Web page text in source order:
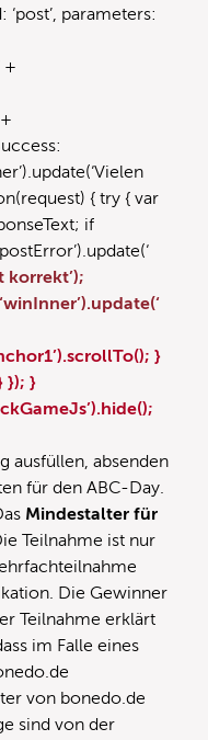
parameters:
+
{ try { var
if
korrekt’);
}
}); }
ausfüllen, absenden
für den ABC-Day.
Mindestalter für
Teilnahme ist nur
Die Gewinner
Teilnahme erklärt
im Falle eines
von bonedo.de
sind von der